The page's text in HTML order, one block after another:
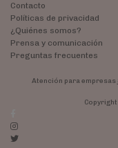
Contacto
Políticas de privacidad
¿Quiénes somos?
Prensa y comunicación
Preguntas frecuentes
Atención para empresas